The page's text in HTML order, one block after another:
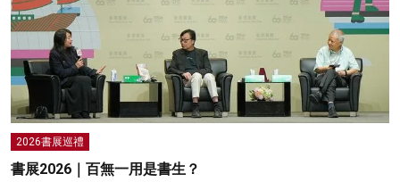
2026書展巡禮
書展2026｜百無一用是書生？